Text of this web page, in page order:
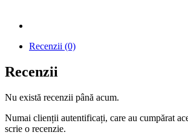
Recenzii (0)
Recenzii
Nu există recenzii până acum.
Numai clienții autentificați, care au cumpărat
scrie o recenzie.